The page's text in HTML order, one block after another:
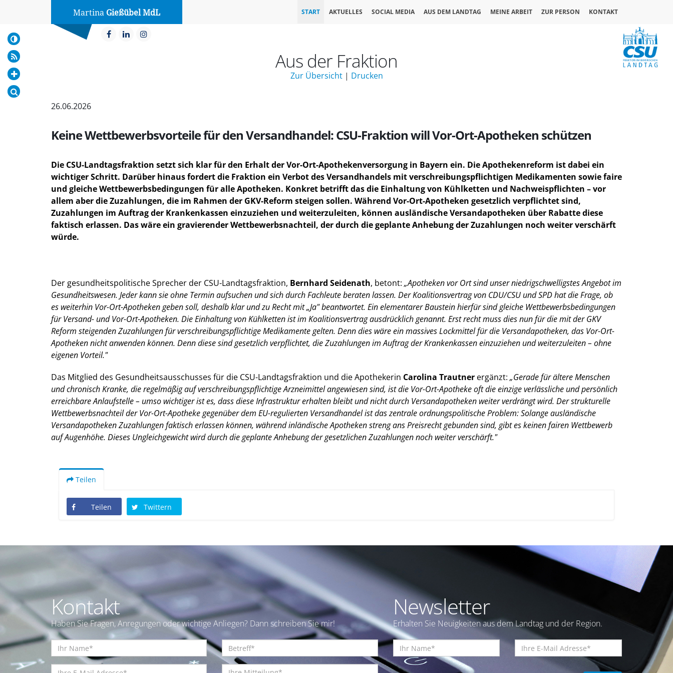
Martina Gießübel MdL START AKTUELLES SOCIAL MEDIA AUS DEM LANDTAG MEINE ARBEIT ZUR PERSON KONTAKT
Aus der Fraktion
Zur Übersicht| Drucken
26.06.2026
Keine Wettbewerbsvorteile für den Versandhandel: CSU-Fraktion will Vor-Ort-Apotheken schützen
Die CSU-Landtagsfraktion setzt sich klar für den Erhalt der Vor-Ort-Apothekenversorgung in Bayern ein. Die Apothekenreform ist dabei ein
wichtiger Schritt. Darüber hinaus fordert die Fraktion ein Verbot des Versandhandels mit verschreibungspflichtigen Medikamenten sowie faire
und gleiche Wettbewerbsbedingungen für alle Apotheken. Konkret betrifft das die Einhaltung von Kühlketten und Nachweispflichten – vor
allem aber die Zuzahlungen, die im Rahmen der GKV-Reform steigen sollen. Während Vor-Ort-Apotheken gesetzlich verpflichtet sind,
Zuzahlungen im Auftrag der Krankenkassen einzuziehen und weiterzuleiten, können ausländische Versandapotheken über Rabatte diese
faktisch erlassen. Das wäre ein gravierender Wettbewerbsnachteil, der durch die geplante Anhebung der Zuzahlungen noch weiter verschärft
würde.
Der gesundheitspolitische Sprecher der CSU-Landtagsfraktion, Bernhard Seidenath, betont: Apotheken vor Ort sind unser niedrigschwelligstes Angebot im
Gesundheitswesen. Jeder kann sie ohne Termin aufsuchen und sich durch Fachleute beraten lassen. Der Koalitionsvertrag von CDU/CSU und SPD hat die Frage, ob
es weiterhin Vor-Ort-Apotheken geben soll, deshalb klar und zu Recht mit „Ja" beantwortet. Ein elementarer Baustein hierfür sind gleiche Wettbewerbsbedingungen
für Versand- und Vor-Ort-Apotheken. Die Einhaltung von Kühlketten ist im Koalitionsvertrag ausdrücklich genannt. Erst recht muss dies nun für die mit der GKV
Reform steigenden Zuzahlungen für verschreibungspflichtige Medikamente gelten. Denn dies wäre ein massives Lockmittel für die Versandapotheken, das Vor-Ort-
Apotheken nicht anwenden können. Denn diese sind gesetzlich verpflichtet, die Zuzahlungen im Auftrag der Krankenkassen einzuziehen und weiterzuleiten – ohne
eigenen Vorteil."
Das Mitglied des Gesundheitsausschusses für die CSU-Landtagsfraktion und die Apothekerin Carolina Trautner ergänzt: Gerade für ältere Menschen
und chronisch Kranke, die regelmäßig auf verschreibungspflichtige Arzneimittel angewiesen sind, ist die Vor-Ort-Apotheke oft die einzige verlässliche und persönlich
erreichbare Anlaufstelle – umso wichtiger ist es, dass diese Infrastruktur erhalten bleibt und nicht durch Versandapotheken weiter verdrängt wird. Der strukturelle
Wettbewerbsnachteil der Vor-Ort-Apotheke gegenüber dem EU-regulierten Versandhandel ist das zentrale ordnungspolitische Problem: Solange ausländische
Versandapotheken Zuzahlungen faktisch erlassen können, während inländische Apotheken streng ans Preisrecht gebunden sind, gibt es keinen fairen Wettbewerb
auf Augenhöhe. Dieses Ungleichgewicht wird durch die geplante Anhebung der gesetzlichen Zuzahlungen noch weiter verschärft."
Teilen
Teilen Twittern
Kontakt
Haben Sie Fragen, Anregungen oder wichtige Anliegen? Dann schreiben Sie mir!
Newsletter
Erhalten Sie Neuigkeiten aus dem Landtag und der Region.